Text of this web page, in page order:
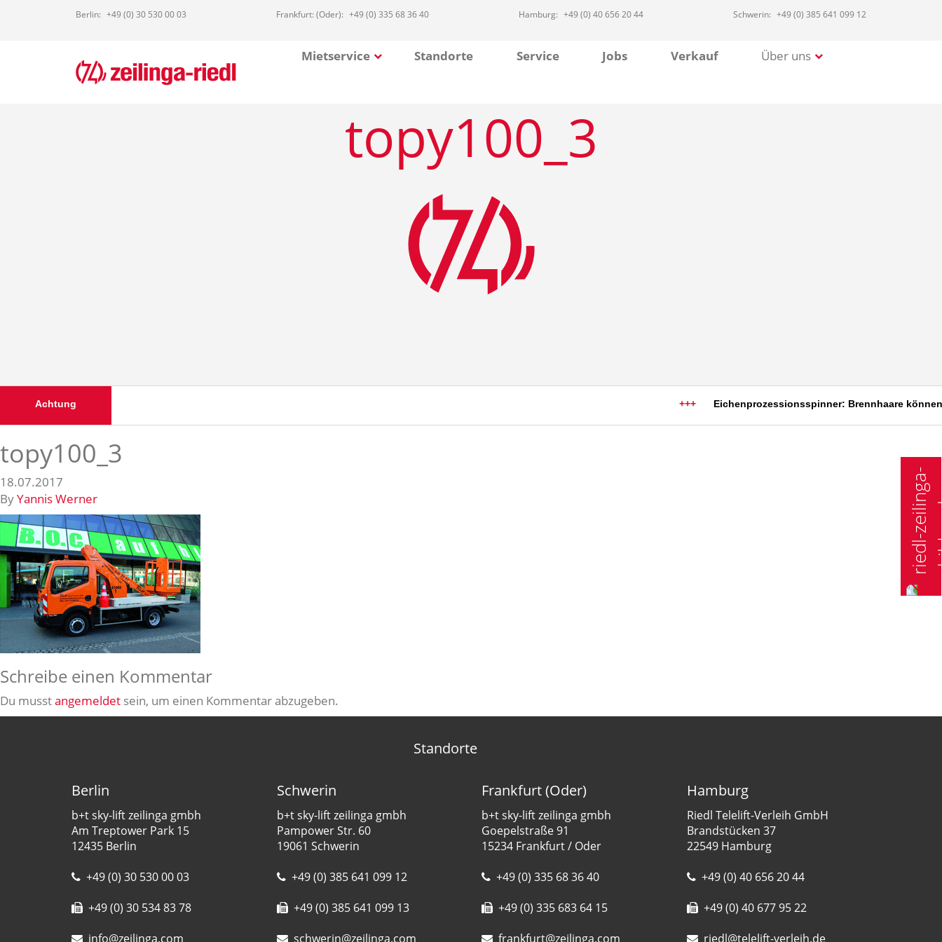
Berlin: +49 (0) 30 530 00 03 Frankfurt: (Oder): +49 (0) 335 68 36 40 Hamburg: +49 (0) 40 656 20 44 Schwerin: +49 (0) 385 641 099 12
Mietservice Standorte Service Jobs Verkauf Über uns
topy100_3
+++ Eichenprozessionsspinner: Brennhaare können
Achtung
topy100_3
18.07.2017
ByYannis Werner
Schreibe einen Kommentar
Du musstangemeldet sein, um einen Kommentar abzugeben.
Standorte
Berlin
b+t sky-lift zeilinga gmbh
Am Treptower Park 15
12435 Berlin
+49 (0) 30 530 00 03
+49 (0) 30 534 83 78
info@zeilinga.com
Schwerin
b+t sky-lift zeilinga gmbh
Pampower Str. 60
19061 Schwerin
+49 (0) 385 641 099 12
+49 (0) 385 641 099 13
schwerin@zeilinga.com
Frankfurt (Oder)
b+t sky-lift zeilinga gmbh
Goepelstraße 91
15234 Frankfurt / Oder
+49 (0) 335 68 36 40
+49 (0) 335 683 64 15
frankfurt@zeilinga.com
Hamburg
Riedl Telelift-Verleih GmbH
Brandstücken 37
22549 Hamburg
+49 (0) 40 656 20 44
+49 (0) 40 677 95 22
riedl@telelift-verleih.de